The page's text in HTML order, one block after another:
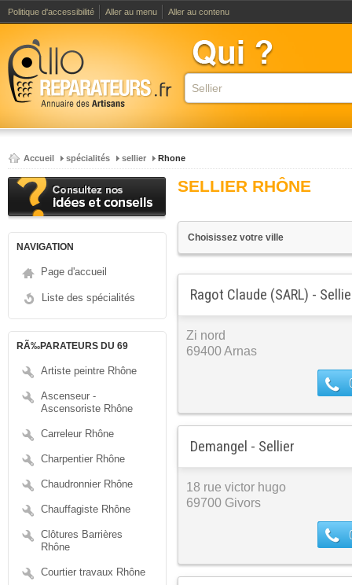
Politique d'accessibilité Aller au menu Aller au contenu
Accueil spécialités sellier Rhone
NAVIGATION
Page d'accueil
Liste des spécialités
RÃ‰PARATEURS DU 69
Artiste peintre Rhône
Ascenseur -
Ascensoriste Rhône
Carreleur Rhône
Charpentier Rhône
Chaudronnier Rhône
Chauffagiste Rhône
Clôtures Barrières
Rhône
Courtier travaux Rhône
SELLIER RHÔNE
Ragot Claude (SARL) -
Zi nord
69400 Arnas
Demangel - Sellier
18 rue victor hugo
69700 Givors